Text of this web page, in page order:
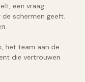
een vraag
schermen geeft.
het team aan de
die vertrouwen